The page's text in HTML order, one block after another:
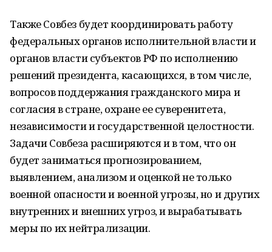
Также Совбез будет координировать работу
федеральных органов исполнительной власти и
органов власти субъектов РФ по исполнению
решений президента, касающихся, в том числе,
вопросов поддержания гражданского мира и
согласия в стране, охране ее суверенитета,
независимости и государственной целостности.
Задачи Совбеза расширяются и в том, что он
будет заниматься прогнозированием,
выявлением, анализом и оценкой не только
военной опасности и военной угрозы, но и других
внутренних и внешних угроз, и вырабатывать
меры по их нейтрализации.